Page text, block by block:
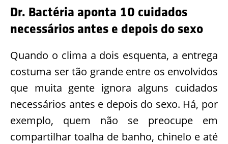
Dr. Bactéria aponta 10 cuidados
necessários antes e depois do sexo
Quando o clima a dois esquenta, a entrega
costuma ser tão grande entre os envolvidos
que muita gente ignora alguns cuidados
necessários antes e depois do sexo. Há, por
exemplo, quem não se preocupe em
compartilhar toalha de banho, chinelo e até